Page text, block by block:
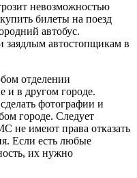
невозможностью
билеты на поезд
автобус.
заядлым автостопщикам в
отделении
и в другом городе.
фотографии и
городе. Следует
не имеют права отказать
Если есть любые
их нужно